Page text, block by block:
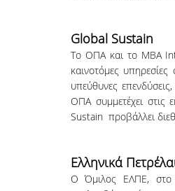
Global Sustain
Το OΠΑ και το MBA
καινοτόμες
υπεύθυνες
ΟΠΑ συμμετέχει στις
Sustain προβάλλει
Ελληνικά
Ο Όμιλος ΕΛΠΕ, στο